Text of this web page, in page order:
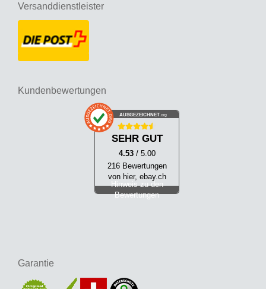
Versanddienstleister
Kundenbewertungen
AUSGEZEICHNET .org
SEHR GUT
4.53 / 5.00
216 Bewertungen
von hier, ebay.ch
Hinweis zu den
Bewertungen
Garantie